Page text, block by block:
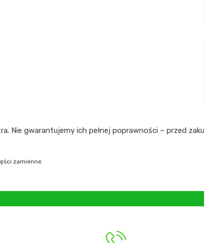
gwarantujemy ich pełnej poprawności – przed
zamienne.